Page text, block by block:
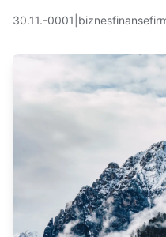
30.11.-0001 biznesfinanse